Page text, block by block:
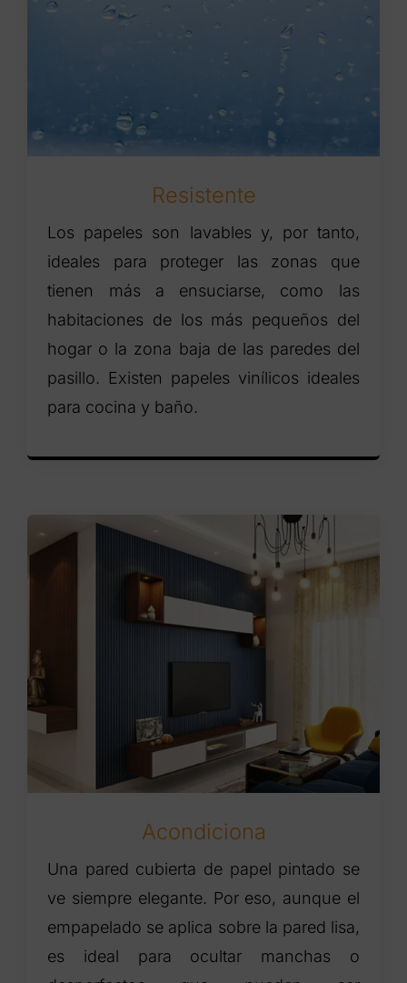
Resistente
Los papeles son lavables y, por tanto,
ideales para proteger las zonas que
tienen más a ensuciarse, como las
habitaciones de los más pequeños del
hogar o la zona baja de las paredes del
pasillo. Existen papeles vinílicos ideales
para cocina y baño.
Acondiciona
Una pared cubierta de papel pintado se
ve siempre elegante. Por eso, aunque el
empapelado se aplica sobre la pared lisa,
es ideal para ocultar manchas o